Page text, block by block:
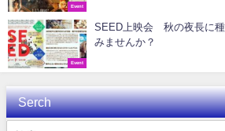
Event
Event
SEED上映会 秋の夜長に種
みませんか？
Serch